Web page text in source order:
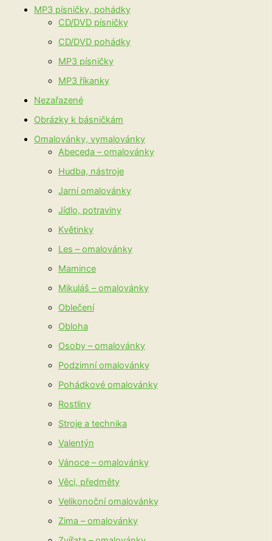
MP3 písničky, pohádky
CD/DVD písničky
CD/DVD pohádky
MP3 písničky
MP3 říkanky
Nezařazené
Obrázky k básničkám
Omalovánky, vymalovánky
Abeceda – omalovánky
Hudba, nástroje
Jarní omalovánky
Jídlo, potraviny
Květinky
Les – omalovánky
Mamince
Mikuláš – omalovánky
Oblečení
Obloha
Osoby – omalovánky
Podzimní omalovánky
Pohádkové omalovánky
Rostliny
Stroje a technika
Valentýn
Vánoce – omalovánky
Věci, předměty
Velikonoční omalovánky
Zima – omalovánky